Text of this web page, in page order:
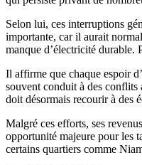
Selon lui, ces interruptions
importante, car il aurait
manque d’électricité durable.
Il affirme que chaque espoir
souvent conduit à des conflits
doit désormais recourir à des
Malgré ces efforts, ses
opportunité majeure pour les
certains quartiers comme